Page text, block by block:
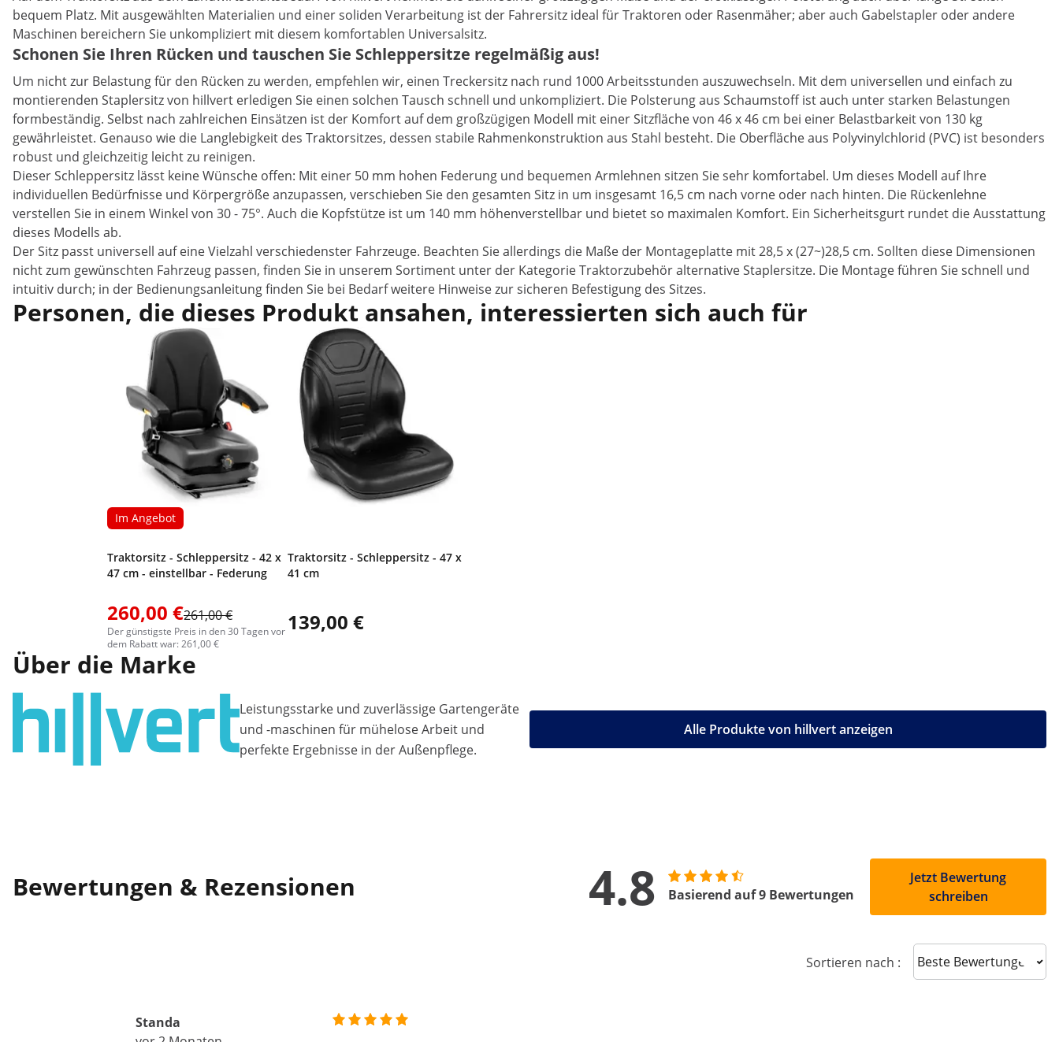
bequem Platz. Mit ausgewählten Materialien und einer soliden Verarbeitung ist der Fahrersitz ideal für Traktoren oder Rasenmäher; aber auch Gabelstapler oder andere
Maschinen bereichern Sie unkompliziert mit diesem komfortablen Universalsitz.
Schonen Sie Ihren Rücken und tauschen Sie Schleppersitze regelmäßig aus!
Um nicht zur Belastung für den Rücken zu werden, empfehlen wir, einen Treckersitz nach rund 1000 Arbeitsstunden auszuwechseln. Mit dem universellen und einfach zu
montierenden Staplersitz von hillvert erledigen Sie einen solchen Tausch schnell und unkompliziert. Die Polsterung aus Schaumstoff ist auch unter starken Belastungen
formbeständig. Selbst nach zahlreichen Einsätzen ist der Komfort auf dem großzügigen Modell mit einer Sitzfläche von 46 x 46 cm bei einer Belastbarkeit von 130 kg
gewährleistet. Genauso wie die Langlebigkeit des Traktorsitzes, dessen stabile Rahmenkonstruktion aus Stahl besteht. Die Oberfläche aus Polyvinylchlorid (PVC) ist besonders
robust und gleichzeitig leicht zu reinigen.
Dieser Schleppersitz lässt keine Wünsche offen: Mit einer 50 mm hohen Federung und bequemen Armlehnen sitzen Sie sehr komfortabel. Um dieses Modell auf Ihre
individuellen Bedürfnisse und Körpergröße anzupassen, verschieben Sie den gesamten Sitz in um insgesamt 16,5 cm nach vorne oder nach hinten. Die Rückenlehne
verstellen Sie in einem Winkel von 30 - 75°. Auch die Kopfstütze ist um 140 mm höhenverstellbar und bietet so maximalen Komfort. Ein Sicherheitsgurt rundet die Ausstattung
dieses Modells ab.
Der Sitz passt universell auf eine Vielzahl verschiedenster Fahrzeuge. Beachten Sie allerdings die Maße der Montageplatte mit 28,5 x (27~)28,5 cm. Sollten diese Dimensionen
nicht zum gewünschten Fahrzeug passen, finden Sie in unserem Sortiment unter der Kategorie Traktorzubehör alternative Staplersitze. Die Montage führen Sie schnell und
intuitiv durch; in der Bedienungsanleitung finden Sie bei Bedarf weitere Hinweise zur sicheren Befestigung des Sitzes.
Personen, die dieses Produkt ansahen, interessierten sich auch für
Im Angebot
Traktorsitz - Schleppersitz - 42 x
47 cm - einstellbar - Federung
260,00 €261,00 €
Der günstigste Preis in den 30 Tagen vor
dem Rabatt war: 261,00 €
Traktorsitz - Schleppersitz - 47 x
41 cm
139,00 €
Über die Marke
Leistungsstarke und zuverlässige Gartengeräte
und -maschinen für mühelose Arbeit und
perfekte Ergebnisse in der Außenpflege.
Alle Produkte von hillvert anzeigen
Bewertungen & Rezensionen 4.8 Basierend auf 9 Bewertungen
Jetzt Bewertung
schreiben
Sortieren nach : Sort reviews
Standa